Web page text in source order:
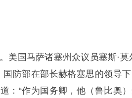
美国马萨诸塞州众议员塞斯·
国防部在部长赫格塞思的领导
：“作为国务卿，他（鲁比奥